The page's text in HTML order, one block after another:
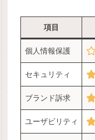
項目
個人情報保護
セキュリティ
ブランド訴求
ユーザビリティ